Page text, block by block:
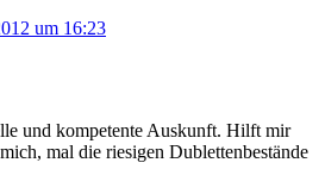
um 16:23
und kompetente Auskunft. Hilft mir
mal die riesigen Dublettenbestände